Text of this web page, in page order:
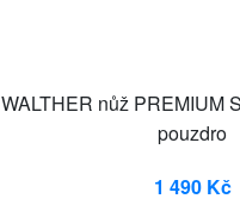
WALTHER nůž PREMIUM
pouzdro
1 490 Kč